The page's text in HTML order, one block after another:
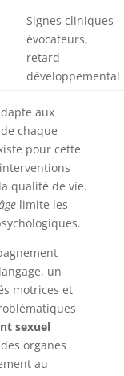
Signes cliniques
évocateurs,
retard
développemental
aux
chaque
pour cette
qualité de vie.
limite les
un
motrices et
sexuel
organes
au